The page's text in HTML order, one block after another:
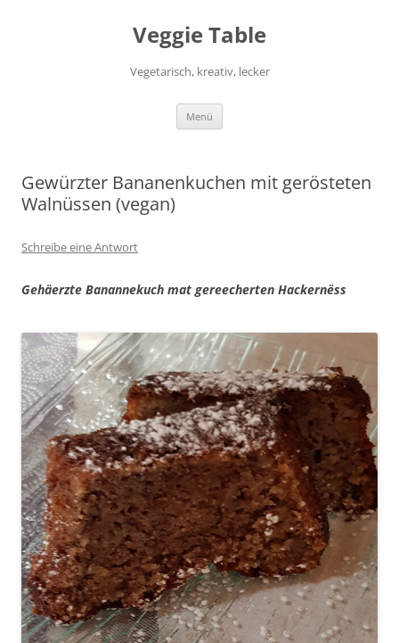
Veggie Table
Vegetarisch, kreativ, lecker
Menü
Gewürzter Bananenkuchen mit gerösteten
Walnüssen (vegan)
Schreibe eine Antwort
Gehäerzte Banannekuch mat gereecherten Hackernëss